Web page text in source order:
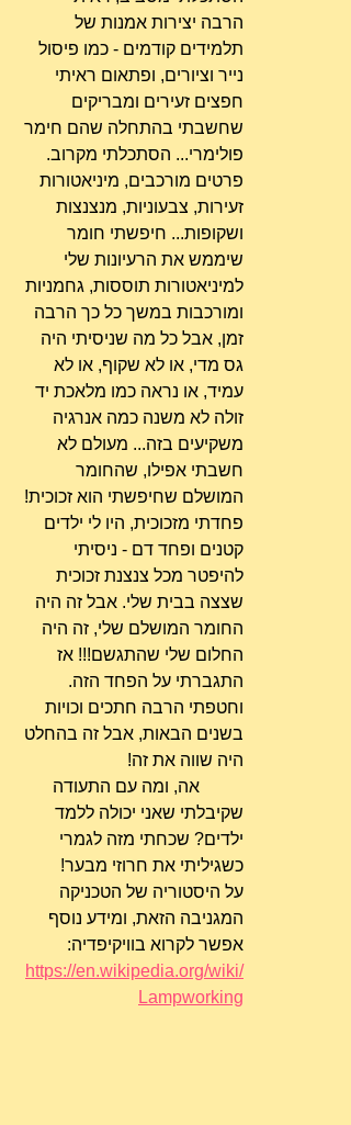
הרבה יצירות אמנות של
תלמידים קודמים - כמו פיסול
נייר וציורים, ופתאום ראיתי
חפצים זעירים ומבריקים
שחשבתי בהתחלה שהם חימר
פולימרי... הסתכלתי מקרוב.
פרטים מורכבים, מיניאטורות
זעירות, צבעוניות, מנצנצות
ושקופות... חיפשתי חומר
שיממש את הרעיונות שלי
למיניאטורות תוססות, גחמניות
ומורכבות במשך כל כך הרבה
זמן, אבל כל מה שניסיתי היה
גס מדי, או לא שקוף, או לא
עמיד, או נראה כמו מלאכת יד
זולה לא משנה כמה אנרגיה
משקיעים בזה... מעולם לא
חשבתי אפילו, שהחומר
המושלם שחיפשתי הוא זכוכית!
פחדתי מזכוכית, היו לי ילדים
קטנים ופחד דם - ניסיתי
להיפטר מכל צנצנת זכוכית
שצצה בבית שלי. אבל זה היה
החומר המושלם שלי, זה היה
החלום שלי שהתגשם!!! אז
התגברתי על הפחד הזה.
וחטפתי הרבה חתכים וכויות
בשנים הבאות, אבל זה בהחלט
היה שווה את זה!
	אה, ומה עם התעודה
שקיבלתי שאני יכולה ללמד
ילדים? שכחתי מזה לגמרי
כשגיליתי את חרוזי מבער!
על היסטוריה של הטכניקה
המגניבה הזאת, ומידע נוסף
אפשר לקרוא בוויקיפדיה:
https://en.wikipedia.org/wiki/
Lampworking